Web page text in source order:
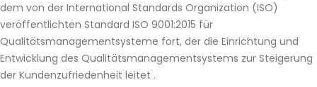
dem von der International Standards Organization (ISO)
veröffentlichten Standard ISO 9001:2015 für
Qualitätsmanagementsysteme fort, der die Einrichtung und
Entwicklung des Qualitätsmanagementsystems zur Steigerung
der Kundenzufriedenheit leitet .